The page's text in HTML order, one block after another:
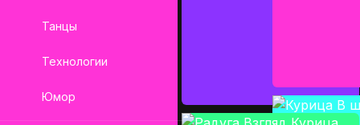
Танцы
Технологии
Юмор